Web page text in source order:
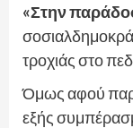
«Στην
τροχιάς στο
Όμως αφού
εξής